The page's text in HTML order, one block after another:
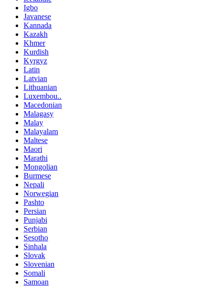
Igbo
Javanese
Kannada
Kazakh
Khmer
Kurdish
Kyrgyz
Latin
Latvian
Lithuanian
Luxembou..
Macedonian
Malagasy
Malay
Malayalam
Maltese
Maori
Marathi
Mongolian
Burmese
Nepali
Norwegian
Pashto
Persian
Punjabi
Serbian
Sesotho
Sinhala
Slovak
Slovenian
Somali
Samoan